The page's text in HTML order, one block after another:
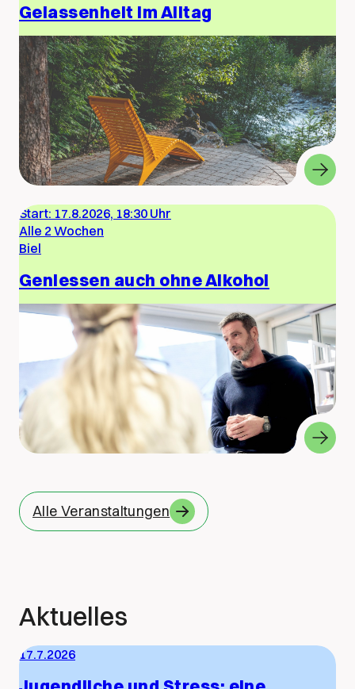
Gelassenheit im Alltag
Start: 17.8.2026, 18:30 Uhr
Alle 2 Wochen
Biel
Geniessen auch ohne Alkohol
Alle Veranstaltungen
Aktuelles
17.7.2026